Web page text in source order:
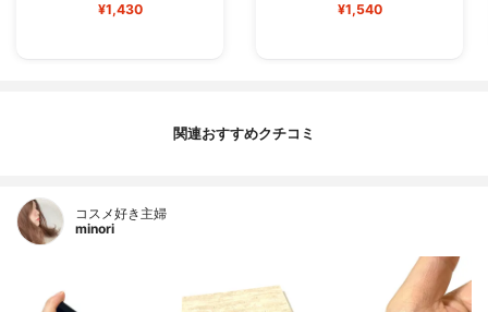
¥1,430 ¥1,540
関連おすすめクチコミ
コスメ好き主婦
minori